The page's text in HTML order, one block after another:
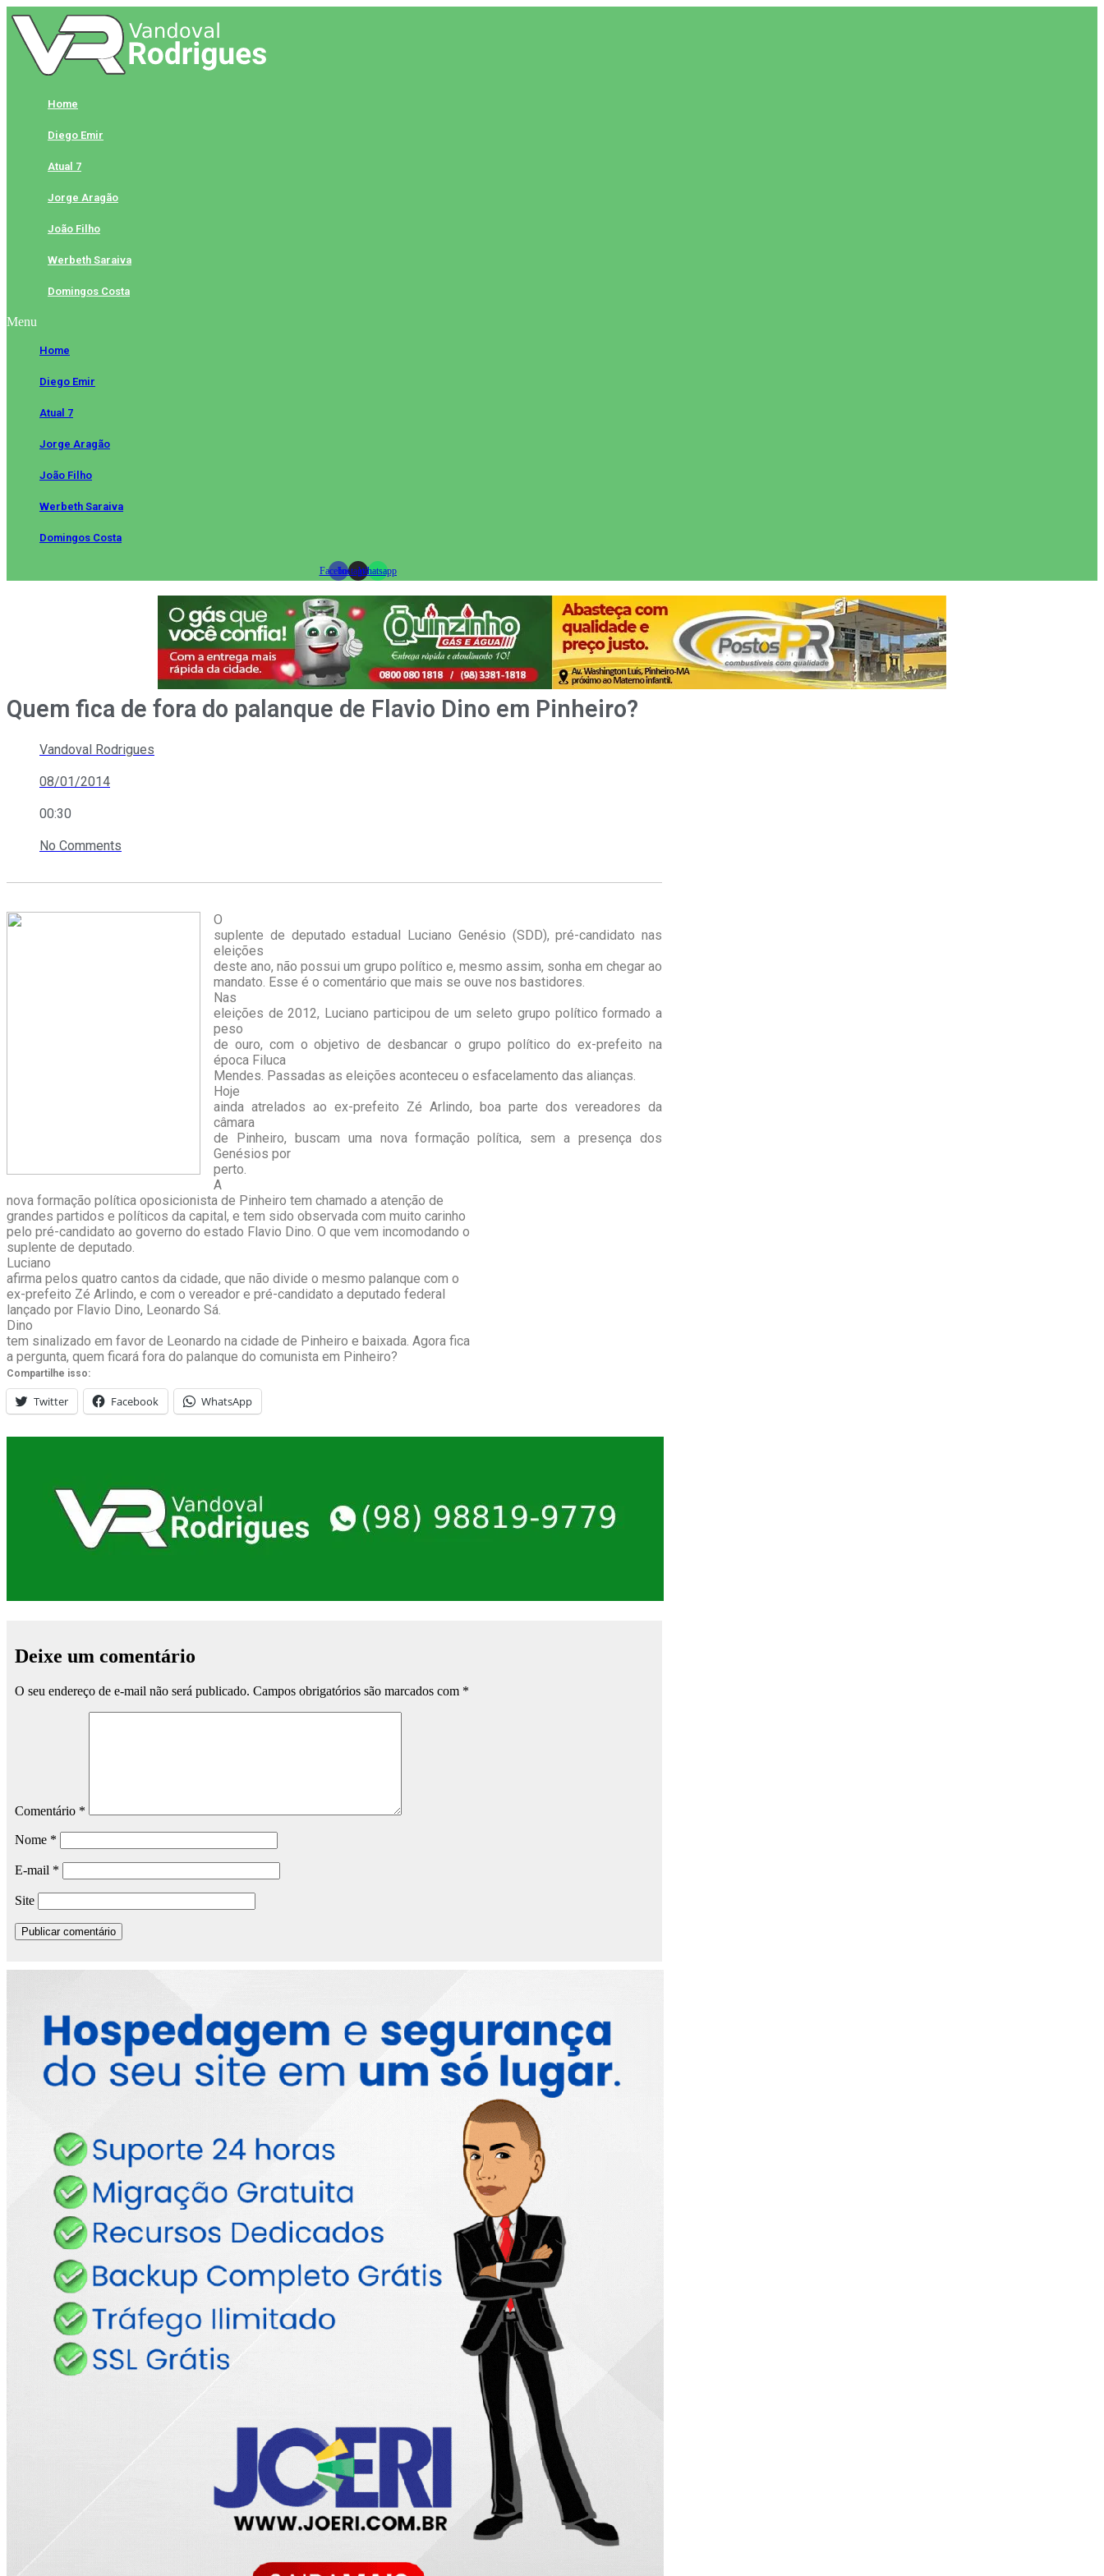
Skip
to
content
Home
Diego Emir
Atual 7
Jorge Aragão
João Filho
Werbeth Saraiva
Domingos Costa
Menu
Home
Diego Emir
Atual 7
Jorge Aragão
João Filho
Werbeth Saraiva
Domingos Costa
FacebookInstagramWhatsapp
Quem fica de fora do palanque de Flavio Dino em Pinheiro?
Vandoval Rodrigues
08/01/2014
00:30
No Comments
O
suplente de deputado estadual Luciano Genésio (SDD), pré-candidato nas
eleições
deste ano, não possui um grupo político e, mesmo assim, sonha em chegar ao
mandato. Esse é o comentário que mais se ouve nos bastidores.
Nas
eleições de 2012, Luciano participou de um seleto grupo político formado a
peso
de ouro, com o objetivo de desbancar o grupo político do ex-prefeito na
época Filuca
Mendes. Passadas as eleições aconteceu o esfacelamento das alianças.
Hoje
ainda atrelados ao ex-prefeito Zé Arlindo, boa parte dos vereadores da
câmara
de Pinheiro, buscam uma nova formação política, sem a presença dos
Genésios por
perto.
A
nova formação política oposicionista de Pinheiro tem chamado a atenção de
grandes partidos e políticos da capital, e tem sido observada com muito carinho
pelo pré-candidato ao governo do estado Flavio Dino. O que vem incomodando o
suplente de deputado.
Luciano
afirma pelos quatro cantos da cidade, que não divide o mesmo palanque com o
ex-prefeito Zé Arlindo, e com o vereador e pré-candidato a deputado federal
lançado por Flavio Dino, Leonardo Sá.
Dino
tem sinalizado em favor de Leonardo na cidade de Pinheiro e baixada. Agora fica
a pergunta, quem ficará fora do palanque do comunista em Pinheiro?
Compartilhe isso:
Twitter Facebook WhatsApp
Deixe um comentário
O seu endereço de e-mail não será publicado. Campos obrigatórios são marcados com *
Comentário *
Nome *
E-mail *
Site